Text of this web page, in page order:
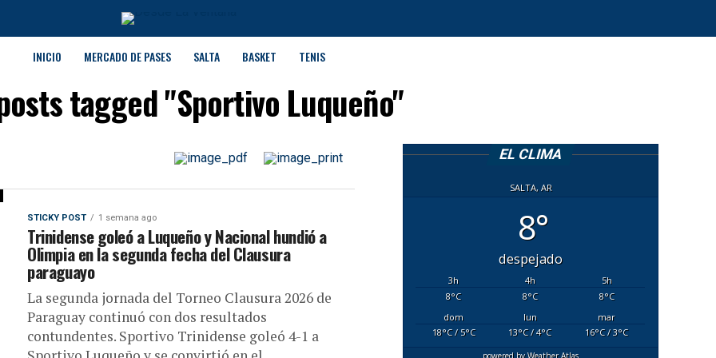
INICIO MERCADO DE PASES SALTA BASKET TENIS
tagged "Sportivo Luqueño"
STICKY POST 1 semana ago
Trinidense goleó a Luqueño y Nacional hundió a
Olimpia en la segunda fecha del Clausura
paraguayo
La segunda jornada del Torneo Clausura 2026 de
Paraguay continuó con dos resultados
contundentes. Sportivo Trinidense goleó 4-1 a
EL CLIMA
SALTA, AR
8°
despejado
3h 4h 5h
8°C 8°C 8°C
dom
lun
mar
18°C/ 5°C 13°C/ 4°C 16°C/ 3°C
powered byWeather Atlas